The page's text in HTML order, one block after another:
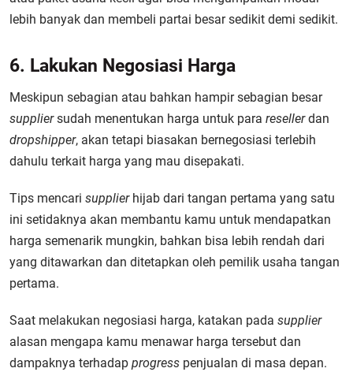
lebih banyak dan membeli partai besar sedikit demi sedikit.
6. Lakukan Negosiasi Harga
Meskipun sebagian atau bahkan hampir sebagian besar
suppliersudah menentukan harga untuk para resellerdan
dropshipper, akan tetapi biasakan bernegosiasi terlebih
dahulu terkait harga yang mau disepakati.
Tips mencari supplierhijab dari tangan pertama yang satu
ini setidaknya akan membantu kamu untuk mendapatkan
harga semenarik mungkin, bahkan bisa lebih rendah dari
yang ditawarkan dan ditetapkan oleh pemilik usaha tangan
pertama.
Saat melakukan negosiasi harga, katakan pada supplier
alasan mengapa kamu menawar harga tersebut dan
dampaknya terhadap progress penjualan di masa depan.